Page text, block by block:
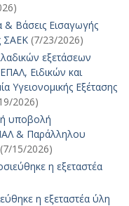
& Βάσεις Εισαγωγής
ΣΑΕΚ (7/23/2026)
εξετάσεων
Ειδικών και
Εξέτασης
2026)
υποβολή
& Παράλληλου
(7/15/2026)
η εξεταστέα
η εξεταστέα ύλη